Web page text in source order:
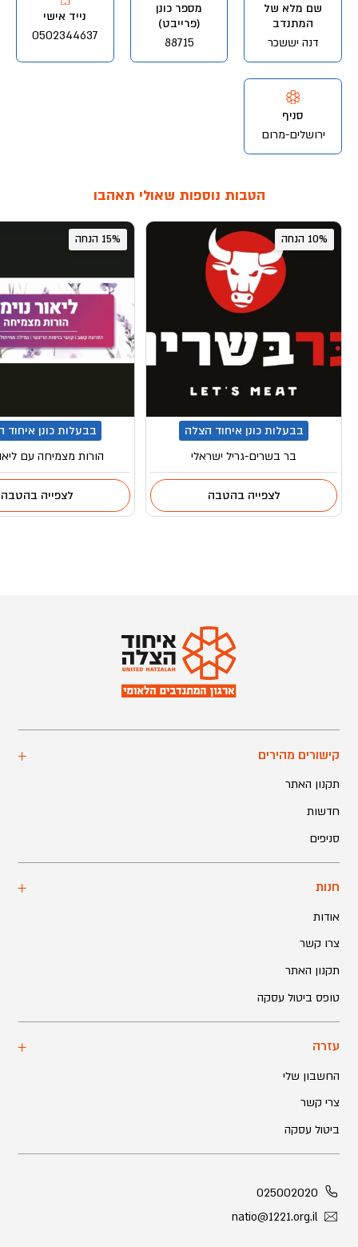
שם מלא של
המתנדב
דנה יששכר
מספר כונן
(פרייבט)
88715
נייד אישי
0502344637
סניף
ירושלים-מרום
הטבות נוספות שאולי תאהבו
10% הנחה
בבעלות כונן איחוד הצלה
בר בשרים-גריל ישראלי
לצפייה בהטבה
15% הנחה
בבעלות כונן איחוד
הורות מצמיחה עם
לצפייה בהטבה
קישורים מהירים
תקנון האתר
חדשות
סניפים
חנות
אודות
צרו קשר
תקנון האתר
טופס ביטול עסקה
עזרה
החשבון שלי
צרי קשר
ביטול עסקה
025002020
natio@1221.org.il